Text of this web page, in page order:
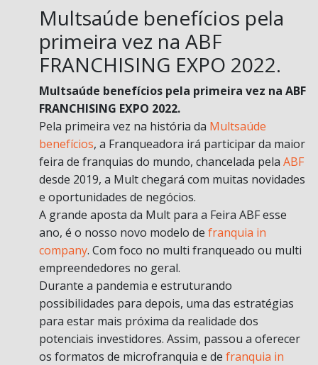
Multsaúde benefícios pela
primeira vez na ABF
FRANCHISING EXPO 2022.
Multsaúde benefícios pela primeira vez na ABF
FRANCHISING EXPO 2022.
Pela primeira vez na história da Multsaúde
benefícios, a Franqueadora irá participar da maior
feira de franquias do mundo, chancelada pela ABF
desde 2019, a Mult chegará com muitas novidades
e oportunidades de negócios.
A grande aposta da Mult para a Feira ABF esse
ano, é o nosso novo modelo de franquia in
company. Com foco no multi franqueado ou multi
empreendedores no geral.
Durante a pandemia e estruturando
possibilidades para depois, uma das estratégias
para estar mais próxima da realidade dos
potenciais investidores. Assim, passou a oferecer
os formatos de microfranquia e de franquia in